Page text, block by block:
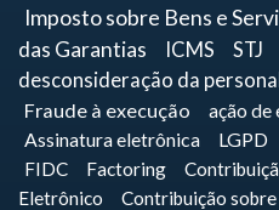
Imposto sobre Bens e
das Garantias
ICMS STJ
desconsideração da
Fraude à execução
ação de
Assinatura eletrônica
LGPD
FIDC Factoring
Eletrônico
Contribuição sobre